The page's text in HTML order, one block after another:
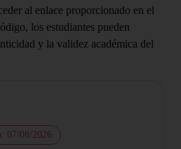
al enlace proporcionado en el
los estudiantes pueden
y la validez académica del
07/08/2026